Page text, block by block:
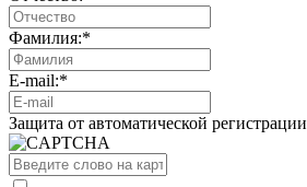
Фамилия:*
E-mail:*
Защита от автоматической регистрации